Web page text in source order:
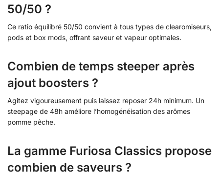
50/50 ?
Ce ratio équilibré 50/50 convient à tous types de clearomiseurs,
pods et box mods, offrant saveur et vapeur optimales.
Combien de temps steeper après
ajout boosters ?
Agitez vigoureusement puis laissez reposer 24h minimum. Un
steepage de 48h améliore l’homogénéisation des arômes
pomme pêche.
La gamme Furiosa Classics propose
combien de saveurs ?